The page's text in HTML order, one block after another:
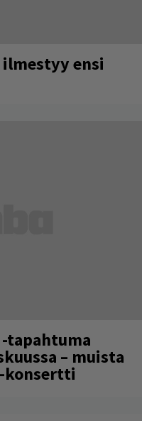
ensi
tapahtuma
– muista
konsertti